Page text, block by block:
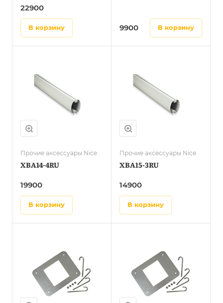
22900
в корзину 9900 в корзину
Прочие аксессуары Nice
XBA14-4RU
19900
в корзину
Прочие аксессуары Nice
XBA15-3RU
14900
в корзину